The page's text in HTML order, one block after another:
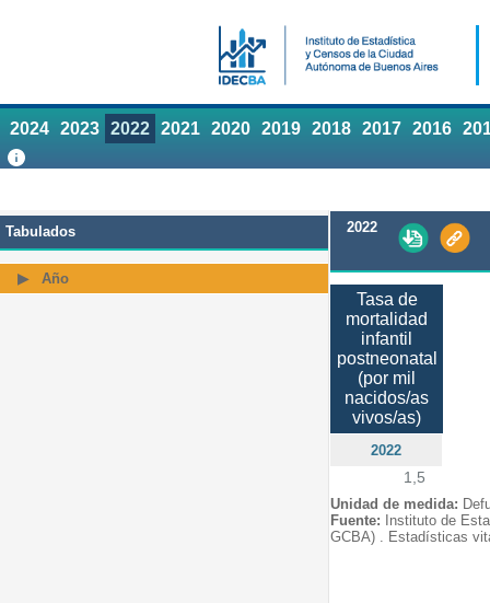
2024 2023 2022 2021 2020 2019 2018 2017 2016
Tabulados
Año
2022
Tasa de
mortalidad
infantil
postneonatal
(por mil
nacidos/as
vivos/as)
2022
1,5
Unidad de medida:
Fuente: Instituto de
GCBA) . Estadísticas